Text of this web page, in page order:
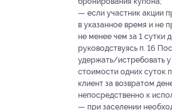
— если участник акции
в указанное время и не
не менее чем за 1 сутки
руководствуясь п. 16
удержать/истребовать
стоимости одних суток
клиент за возвратом
непосредственно к
— при заселении